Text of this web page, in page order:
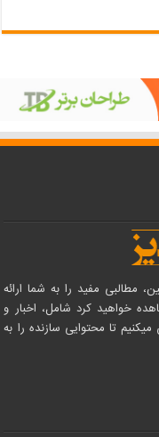
مطالبی مفید را به شما ارائه
خواهید کرد شامل، اخبار و
تا محتوایی سازنده را به